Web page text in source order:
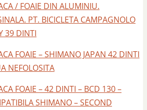
/ FOAIE DIN ALUMINIU.
PT. BICICLETA CAMPAGNOLO
39 DINTI
FOAIE – SHIMANO JAPAN 42 DINTI
NEFOLOSITA
FOAIE – 42 DINTI – BCD 130 –
SHIMANO – SECOND